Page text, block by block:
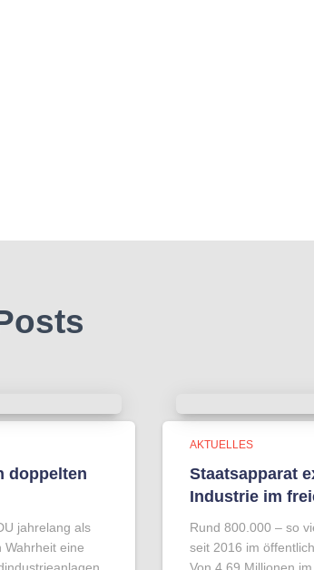
doppelten
jahrelang als
Wahrheit eine
AKTUELLES
Staatsapparat
Industrie im
Rund 800.000 – so
seit 2016 im